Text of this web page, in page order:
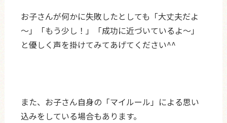
お子さんが何かに失敗したとしても「大丈夫だよ
～」「もう少し！」「成功に近づいているよ～」
と優しく声を掛けてみてあげてください^^
また、お子さん自身の「マイルール」による思い
込みをしている場合もあります。